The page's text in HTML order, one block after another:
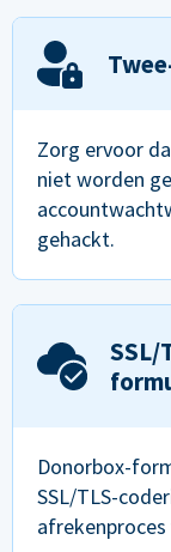
Zorg ervoor
niet worden
gehackt.
SSL/
Donorbox-
SSL/TLS-
afrekenproces